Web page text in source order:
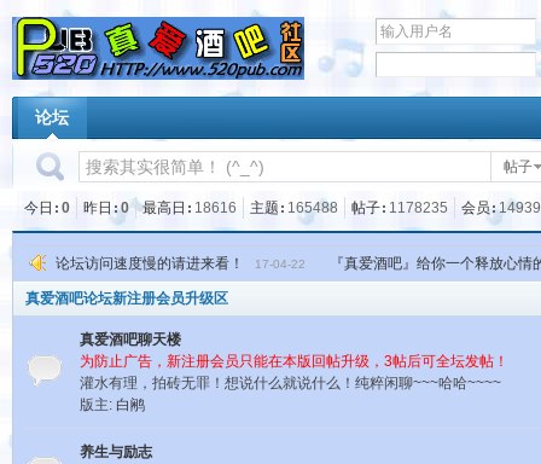
论坛
帖子
今日 0 昨日 0 最高日 18616 主题 165488 帖子 1178235 会员
论坛访问速度慢的请进来看！ 17-04-22 『真爱酒吧』给你一个释放心情
真爱酒吧论坛新注册会员升级区
真爱酒吧聊天楼
为防止广告，新注册会员只能在本版回帖升级，3帖后可全坛发帖！
灌水有理，拍砖无罪！想说什么就说什么！纯粹闲聊~~~哈哈~~~~
版主: 白鹇
养生与励志